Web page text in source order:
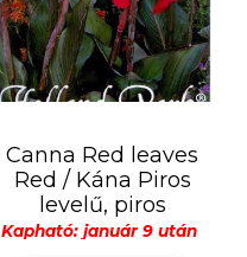
Canna Red leaves
Red / Kána Piros
levelű, piros
Kapható: január 9 után